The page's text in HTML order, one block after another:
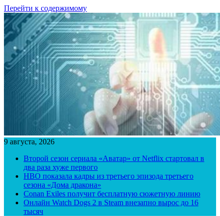
Перейти к содержимому
9 августа, 2026
Второй сезон сериала «Аватар» от Netflix стартовал в
два раза хуже первого
HBO показала кадры из третьего эпизода третьего
сезона «Дома дракона»
Conan Exiles получит бесплатную сюжетную линию
Онлайн Watch Dogs 2 в Steam внезапно вырос до 16
тысяч